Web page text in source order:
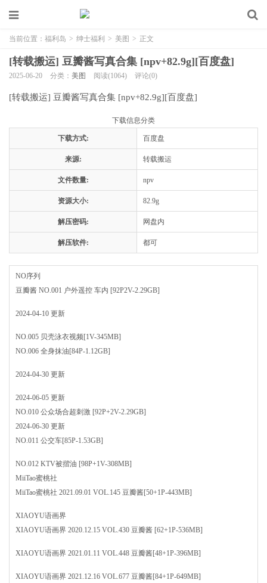
当前位置： 福利岛 > 绅士福利 > 美图 > 正文
[转载搬运] 豆瓣酱写真合集 [npv+82.9g][百度盘]
2025-06-20 分类： 美图 阅读(1064) 评论(0)
[转载搬运] 豆瓣酱写真合集 [npv+82.9g][百度盘]
下载信息分类
下载方式: 百度盘
来源: 转载搬运
文件数量: npv
资源大小: 82.9g
解压密码: 网盘内
解压软件: 都可
NO序列
豆瓣酱 NO.001 户外遥控 车内 [92P2V-2.29GB]
2024-04-10 更新
NO.005 贝壳泳衣视频[1V-345MB]
NO.006 全身抹油[84P-1.12GB]
2024-04-30 更新
2024-06-05 更新
NO.010 公众场合超刺激 [92P+2V-2.29GB]
2024-06-30 更新
NO.011 公交车[85P-1.53GB]
NO.012 KTV被揩油 [98P+1V-308MB]
MiiTao蜜桃社
MiiTao蜜桃社 2021.09.01 VOL.145 豆瓣酱[50+1P-443MB]
XIAOYU语画界
XIAOYU语画界 2020.12.15 VOL.430 豆瓣酱 [62+1P-536MB]
XIAOYU语画界 2021.01.11 VOL.448 豆瓣酱[48+1P-396MB]
XIAOYU语画界 2021.12.16 VOL.677 豆瓣酱[84+1P-649MB]